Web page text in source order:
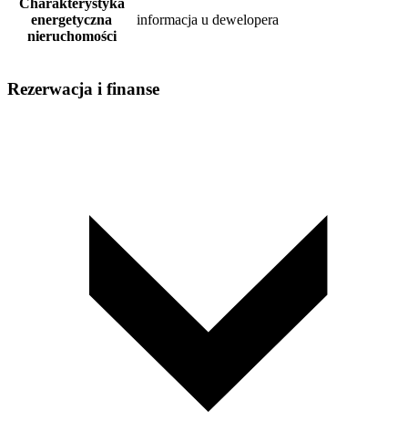
Charakterystyka
energetyczna
nieruchomości
informacja u dewelopera
Rezerwacja i finanse